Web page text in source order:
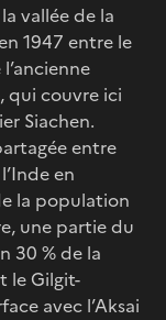
vallée de la
1947 entre le
qui couvre ici
Siachen.
entre
en
la population
une partie du
30 % de la
le Gilgit-
avec l’Aksai